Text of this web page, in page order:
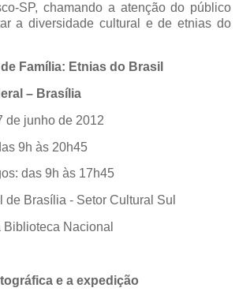
SP, chamando a atenção do público
a diversidade cultural e de etnias do
Família: Etnias do Brasil
– Brasília
de junho de 2012
9h às 20h45
das 9h às 17h45
de Brasília - Setor Cultural Sul
Nacional
e a expedição